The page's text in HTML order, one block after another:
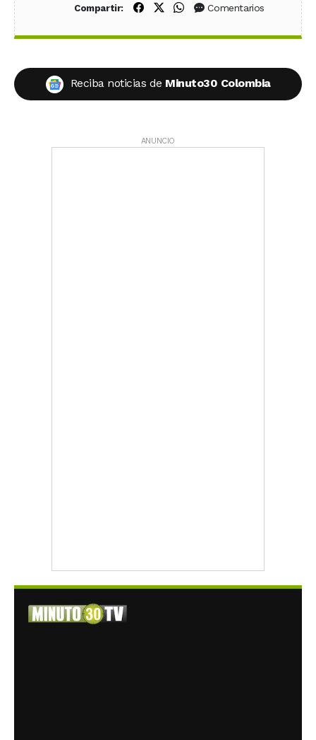
Compartir: Compartir en Facebook
Compartir en X (Twitter)
Compartir en WhatsApp
Comentarios
Reciba noticias de Minuto30 Colombia
ANUNCIO